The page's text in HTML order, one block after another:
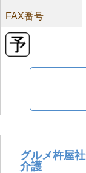
FAX番号
グルメ杵屋
介護